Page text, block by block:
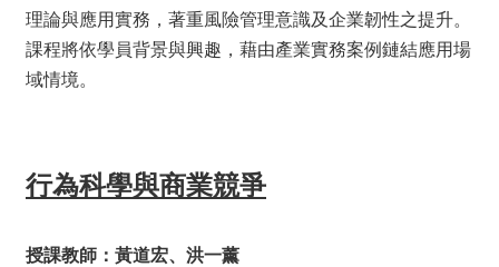
理論與應用實務，著重風險管理意識及企業韌性之提升。
課程將依學員背景與興趣，藉由產業實務案例鏈結應用場
域情境。
行為科學與商業競爭
授課教師：黃道宏、洪一薰